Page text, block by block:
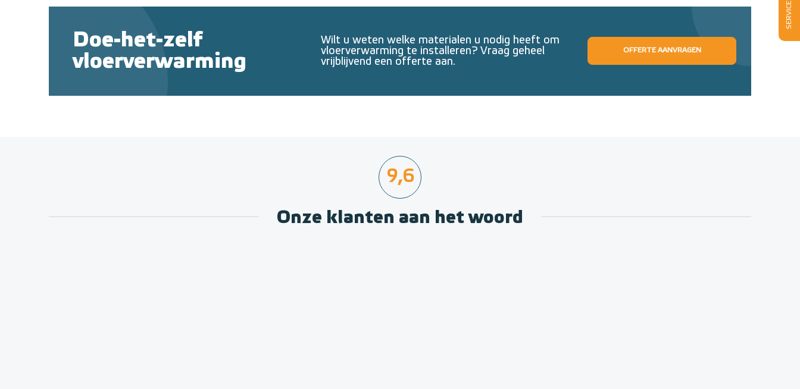
Doe-het-zelf
vloerverwarming
Wilt u weten welke materialen u nodig heeft om
vloerverwarming te installeren? Vraag geheel
vrijblijvend een offerte aan.
OFFERTE AANVRAGEN
9,6
Onze klanten aan het woord
SERVICE